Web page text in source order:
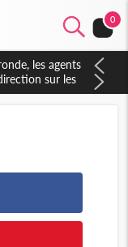
0
les agents
sur les